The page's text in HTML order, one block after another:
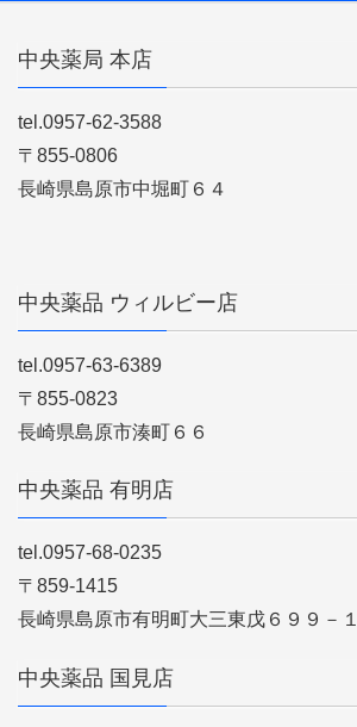
中央薬局 本店
tel.0957-62-3588
〒855-0806
長崎県島原市中堀町６４
中央薬品 ウィルビー店
tel.0957-63-6389
〒855-0823
長崎県島原市湊町６６
中央薬品 有明店
tel.0957-68-0235
〒859-1415
長崎県島原市有明町大三東戊６９９－１
中央薬品 国見店